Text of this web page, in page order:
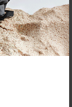
美,我喜歡背帶調低然